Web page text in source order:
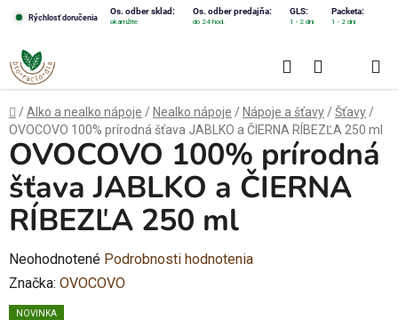
obsah
Rýchlosť doručenia
Os. odber sklad: Os. odber predajňa: GLS: Packeta:
okamžite do 24 hod. 1 - 2 dni 1 - 2 dni
Hľadať
KOŠÍK
Domov
/Alko a nealko nápoje / Nealko nápoje / Nápoje a šťavy /Šťavy /
OVOCOVO 100% prírodná šťava JABLKO a ČIERNA RÍBEZĽA 250 ml
OVOCOVO 100% prírodná
šťava JABLKO a ČIERNA
RÍBEZĽA 250 ml
Priemerné
hodnotenie
produktu
Neohodnotené Podrobnosti hodnotenia
Značka: OVOCOVO
NOVINKA